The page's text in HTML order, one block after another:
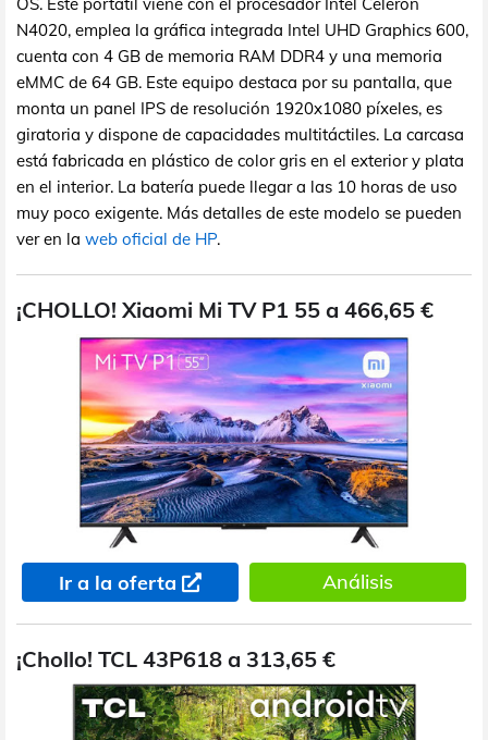
N4020, emplea la gráfica integrada Intel UHD Graphics 600,
cuenta con 4 GB de memoria RAM DDR4 y una memoria
eMMC de 64 GB. Este equipo destaca por su pantalla, que
monta un panel IPS de resolución 1920x1080 píxeles, es
giratoria y dispone de capacidades multitáctiles. La carcasa
está fabricada en plástico de color gris en el exterior y plata
en el interior. La batería puede llegar a las 10 horas de uso
muy poco exigente. Más detalles de este modelo se pueden
ver en la web oficial de HP.
¡CHOLLO! Xiaomi Mi TV P1 55 a 466,65 €
Ir a la oferta Análisis
¡Chollo! TCL 43P618 a 313,65 €